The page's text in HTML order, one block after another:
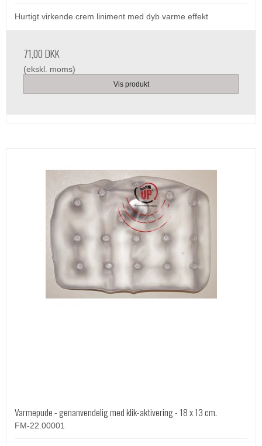
Hurtigt virkende crem liniment med dyb varme effekt
71,00 DKK
(ekskl. moms)
Vis produkt
Varmepude - genanvendelig med klik-aktivering - 18 x 13 cm.
FM-22.00001